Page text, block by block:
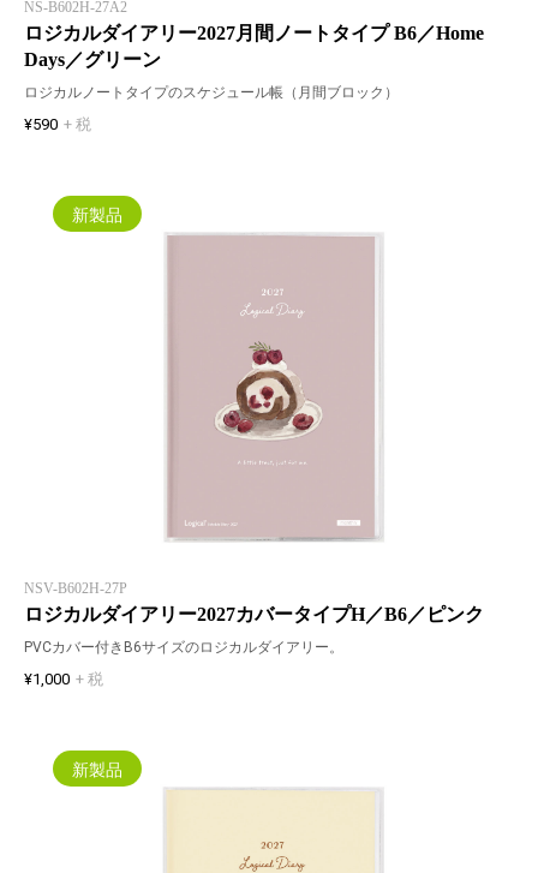
NS-B602H-27A2
ロジカルダイアリー2027月間ノートタイプ B6／Home
Days／グリーン
ロジカルノートタイプのスケジュール帳（月間ブロック）
¥590 + 税
新製品
NSV-B602H-27P
ロジカルダイアリー2027カバータイプH／B6／ピンク
PVCカバー付きB6サイズのロジカルダイアリー。
¥1,000 + 税
新製品